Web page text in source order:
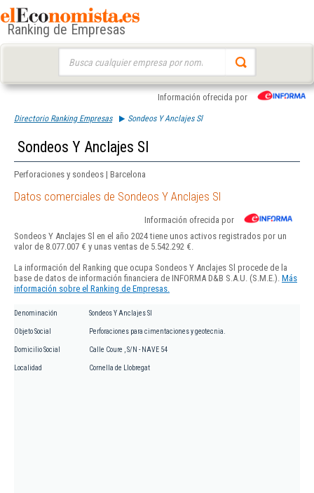
Ranking de Empresas
Información ofrecida por
Directorio Ranking Empresas Sondeos Y Anclajes Sl
Sondeos Y Anclajes Sl
Perforaciones y sondeos | Barcelona
Datos comerciales de Sondeos Y Anclajes Sl
Información ofrecida por
Sondeos Y Anclajes Sl en el año 2024 tiene unos activos registrados por un
valor de 8.077.007 € y unas ventas de 5.542.292 €.
La información del Ranking que ocupa Sondeos Y Anclajes Sl procede de la
base de datos de información financiera de INFORMA D&B S.A.U. (S.M.E.). Más
información sobre el Ranking de Empresas.
Denominación Sondeos Y Anclajes Sl
Objeto Social Perforaciones para cimentaciones y geotecnia.
Domicilio Social Calle Coure , S/N - NAVE 54
Localidad Cornella de Llobregat